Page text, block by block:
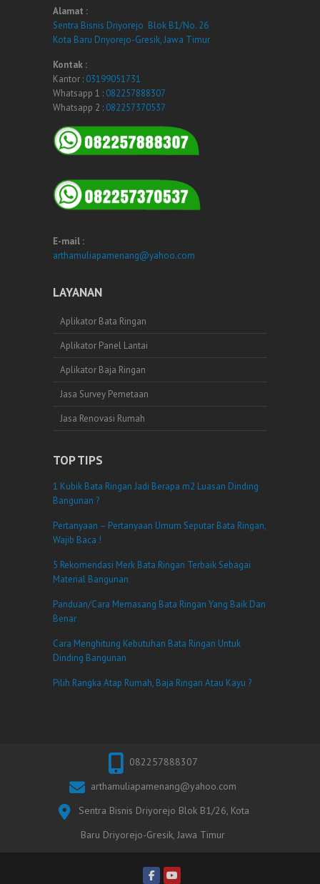
Alamat :
Sentra Bisnis Driyorejo Blok B1/No. 26
Kota Baru Driyorejo-Gresik, Jawa Timur
Kontak :
Kantor : 03199051731
Whatsapp 1 : 082257888307
Whatsapp 2 : 082257370537
E-mail :
arthamuliapamenang@yahoo.com
LAYANAN
Aplikator Bata Ringan
Aplikator Panel Lantai
Aplikator Baja Ringan
Jasa Survey Pemetaan
Jasa Renovasi Rumah
TOP TIPS
1 Kubik Bata Ringan Jadi Berapa m2 Luasan Dinding
Bangunan ?
Pertanyaan – Pertanyaan Umum Seputar Bata Ringan,
Wajib Baca !
5 Rekomendasi Merk Bata Ringan Terbaik Sebagai
Material Bangunan
Panduan/Cara Memasang Bata Ringan Yang Baik Dan
Benar
Cara Menghitung Kebutuhan Bata Ringan Untuk
Dinding Bangunan
Pilih Rangka Atap Rumah, Baja Ringan Atau Kayu ?
082257888307
arthamuliapamenang@yahoo.com
Sentra Bisnis Driyorejo Blok B1/26, Kota
Baru Driyorejo-Gresik, Jawa Timur